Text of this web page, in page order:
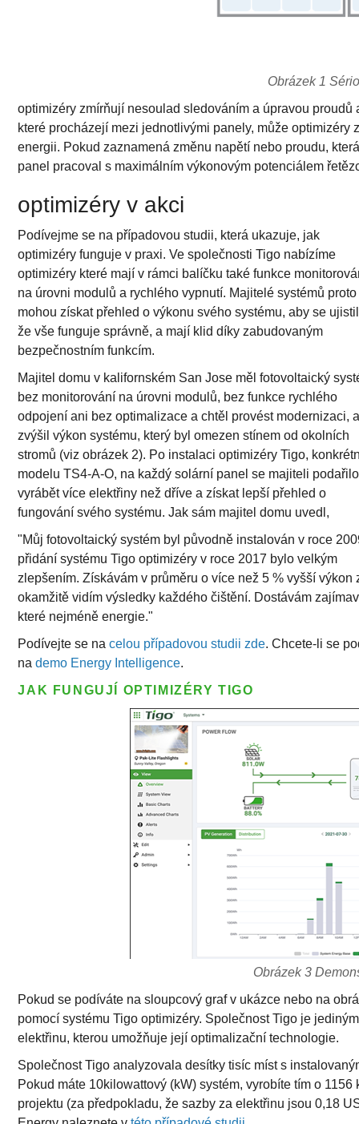
Obrázek 1
optimizéry zmírňují nesoulad sledováním a úpravou
které procházejí mezi jednotlivými panely, může
energii. Pokud zaznamená změnu napětí nebo proudu,
panel pracoval s maximálním výkonovým potenciálem
optimizéry v akci
Podívejme se na případovou studii, která ukazuje, jak
optimizéry funguje v praxi. Ve společnosti Tigo nabízíme
optimizéry které mají v rámci balíčku také funkce
na úrovni modulů a rychlého vypnutí. Majitelé systémů proto
mohou získat přehled o výkonu svého systému, aby se
že vše funguje správně, a mají klid díky zabudovaným
bezpečnostním funkcím.
Majitel domu v kalifornském San Jose měl fotovoltaický
bez monitorování na úrovni modulů, bez funkce rychlého
odpojení ani bez optimalizace a chtěl provést modernizaci,
zvýšil výkon systému, který byl omezen stínem od okolních
stromů (viz obrázek 2). Po instalaci optimizéry Tigo,
modelu TS4-A-O, na každý solární panel se majiteli podařilo
vyrábět více elektřiny než dříve a získat lepší přehled o
fungování svého systému. Jak sám majitel domu uvedl,
"Můj fotovoltaický systém byl původně instalován v roce
přidání systému Tigo optimizéry v roce 2017 bylo velkým
zlepšením. Získávám v průměru o více než 5 % vyšší
okamžitě vidím výsledky každého čištění. Dostávám
které nejméně energie."
Podívejte se nacelou případovou studii zde. Chcete-li se
nademo Energy Intelligence.
JAK FUNGUJÍ OPTIMIZÉRY TIGO
Obrázek 3
Pokud se podíváte na sloupcový graf v ukázce nebo na
pomocí systému Tigo optimizéry. Společnost Tigo je
elektřinu, kterou umožňuje její optimalizační technologie.
Společnost Tigo analyzovala desítky tisíc míst s
Pokud máte 10kilowattový (kW) systém, vyrobíte tím o
projektu (za předpokladu, že sazby za elektřinu jsou 0,18